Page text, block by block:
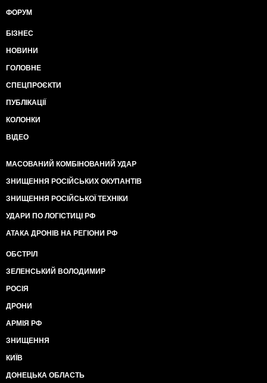
ФОРУМ
БІЗНЕС
НОВИНИ
ГОЛОВНЕ
СПЕЦПРОЄКТИ
ПУБЛІКАЦІЇ
КОЛОНКИ
ВІДЕО
МАСОВАНИЙ КОМБІНОВАНИЙ УДАР
ЗНИЩЕННЯ РОСІЙСЬКИХ ОКУПАНТІВ
ЗНИЩЕННЯ РОСІЙСЬКОЇ ТЕХНІКИ
УДАРИ ПО ЛОГІСТИЦІ РФ
АТАКА ДРОНІВ НА РЕГІОНИ РФ
ОБСТРІЛ
ЗЕЛЕНСЬКИЙ ВОЛОДИМИР
РОСІЯ
ДРОНИ
АРМІЯ РФ
ЗНИЩЕННЯ
КИЇВ
ДОНЕЦЬКА ОБЛАСТЬ